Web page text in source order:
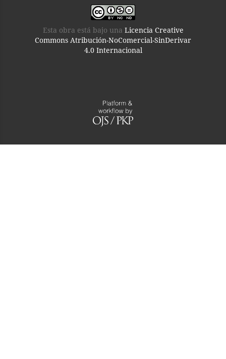
Esta obra está bajo una Licencia Creative
Commons Atribución-NoComercial-SinDerivar
4.0 Internacional